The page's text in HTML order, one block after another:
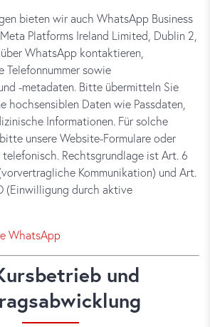
bieten wir auch WhatsApp Business
Platforms Ireland Limited, Dublin 2,
WhatsApp kontaktieren,
sowie
-metadaten. Bitte übermitteln Sie
hochsensiblen Daten wie Passdaten,
Informationen. Für solche
unsere Website-Formulare oder
Rechtsgrundlage ist Art. 6
Kommunikation) und Art.
(Einwilligung durch aktive
WhatsApp
und